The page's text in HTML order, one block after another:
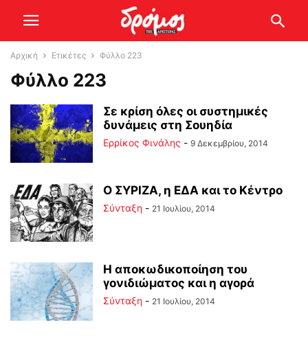
Αρχική Ετικέτες Φύλλο 223
Φύλλο 223
Σε κρίση όλες οι συστημικές
δυνάμεις στη Σουηδία
Ερρίκος Φινάλης - 9 Δεκεμβρίου, 2014
Ο ΣΥΡΙΖΑ, η ΕΔΑ και το Κέντρο
Σύνταξη - 21 Ιουλίου, 2014
Η αποκωδικοποίηση του
γονιδιώματος και η αγορά
Σύνταξη - 21 Ιουλίου, 2014